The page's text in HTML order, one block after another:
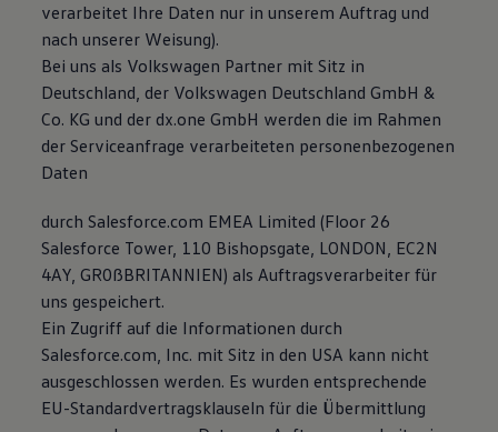
verarbeitet Ihre Daten nur in unserem Auftrag und
nach unserer Weisung).
Bei uns als Volkswagen Partner mit Sitz in
Deutschland, der Volkswagen Deutschland GmbH &
Co. KG und der dx.one GmbH werden die im Rahmen
der Serviceanfrage verarbeiteten personenbezogenen
Daten
durch Salesforce.com EMEA Limited (Floor 26
Salesforce Tower, 110 Bishopsgate, LONDON, EC2N
4AY, GR0ßBRITANNIEN) als Auftragsverarbeiter für
uns gespeichert.
Ein Zugriff auf die Informationen durch
Salesforce.com, Inc. mit Sitz in den USA kann nicht
ausgeschlossen werden. Es wurden entsprechende
EU-Standardvertragsklauseln für die Übermittlung